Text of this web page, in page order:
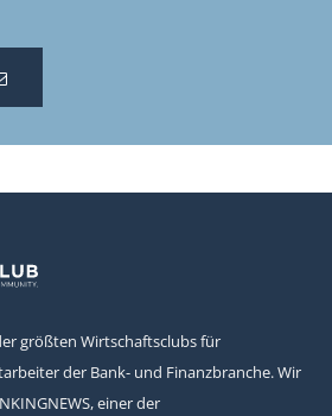
größten Wirtschaftsclubs für
der Bank- und Finanzbranche. Wir
einer der